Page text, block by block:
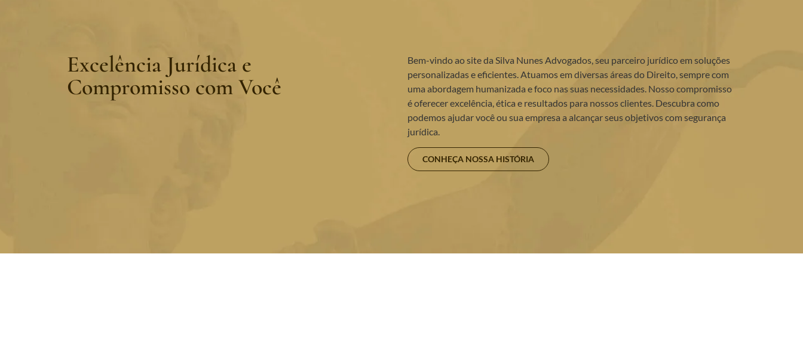
Excelência Jurídica e
Compromisso com Você
Bem-vindo ao site da Silva Nunes Advogados, seu parceiro jurídico em soluções
personalizadas e eficientes. Atuamos em diversas áreas do Direito, sempre com
uma abordagem humanizada e foco nas suas necessidades. Nosso compromisso
é oferecer excelência, ética e resultados para nossos clientes. Descubra como
podemos ajudar você ou sua empresa a alcançar seus objetivos com segurança
jurídica.
CONHEÇA NOSSA HISTÓRIA